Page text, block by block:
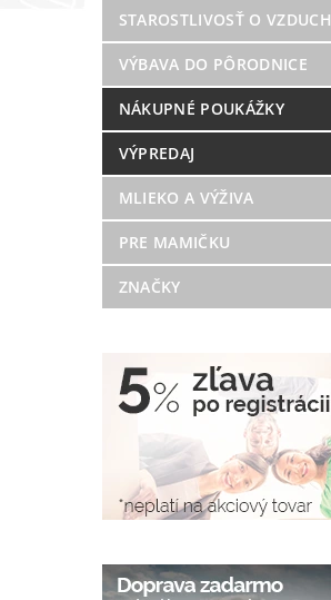
STAROSTLIVOSŤ O VZDUCH
VÝBAVA DO PÔRODNICE
NÁKUPNÉ POUKÁŽKY
VÝPREDAJ
MLIEKO A VÝŽIVA
PRE MAMIČKU
ZNAČKY